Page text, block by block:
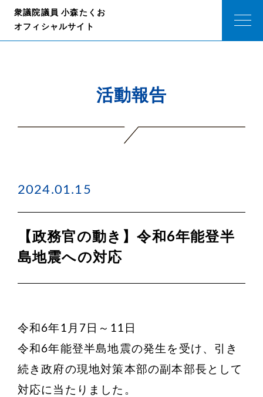
衆議院議員 小森たくお
オフィシャルサイト
活動報告
2024.01.15
【政務官の動き】令和6年能登半
島地震への対応
令和6年1月7日～11日
令和6年能登半島地震の発生を受け、引き
続き政府の現地対策本部の副本部長として
対応に当たりました。